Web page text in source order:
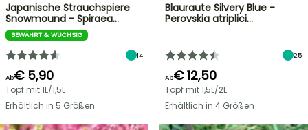
Japanische Strauchspiere
Snowmound - Spiraea…
BEWÄHRT & WÜCHSIG
14
Ab€ 5,90
Topf mit 1L/1,5L
Erhältlich in 5 Größen
Blauraute Silvery Blue -
Perovskia atriplici…
25
Ab€ 12,50
Topf mit 1,5L/2L
Erhältlich in 4 Größen